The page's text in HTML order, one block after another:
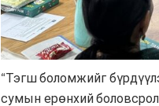
“Тэгш боломжийг
сумын ерөнхий